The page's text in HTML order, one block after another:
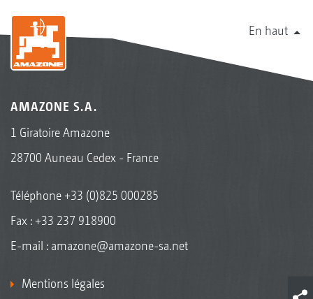
En haut
AMAZONE S.A.
1 Giratoire Amazone
28700 Auneau Cedex - France
Téléphone+33 (0)825 000285
Fax : +33 237 918900
E-mail : amazone@amazone-sa.net
Mentions légales